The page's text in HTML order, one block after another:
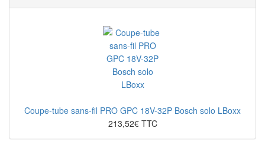
Coupe-tube sans-fil PRO GPC 18V-32P Bosch solo LBoxx
213,52€ TTC